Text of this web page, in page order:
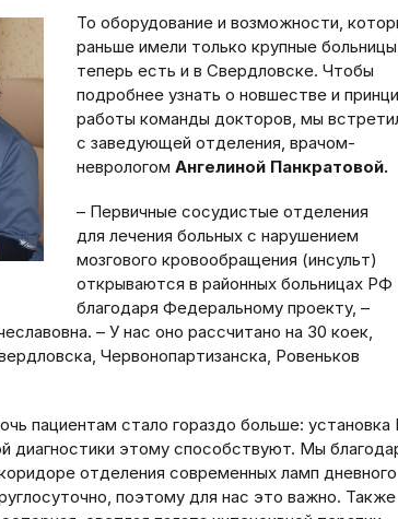
То оборудование и возможности,
раньше имели только крупные
теперь есть и в Свердловске. Чтобы
подробнее узнать о новшестве и
работы команды докторов, мы
с заведующей отделения, врачом-
неврологом Ангелиной Панкратовой.
– Первичные сосудистые отделения
для лечения больных с нарушением
мозгового кровообращения (инсульт)
открываются в районных больницах РФ
благодаря Федеральному проекту, –
– У нас оно рассчитано на 30 коек,
Червонопартизанска, Ровеньков
пациентам стало гораздо больше: установка
диагностики этому способствуют. Мы
отделения современных ламп дневного
поэтому для нас это важно. Также